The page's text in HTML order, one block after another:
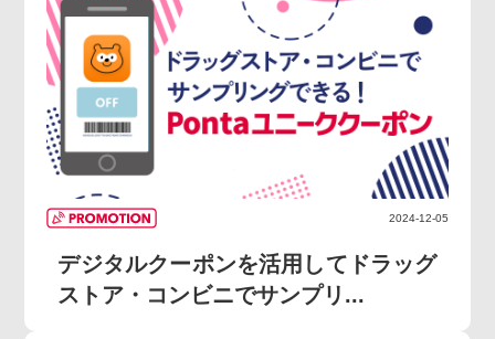
2024-12-05
デジタルクーポンを活用してドラッグ
ストア・コンビニでサンプリ...